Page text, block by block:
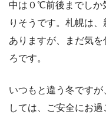
中は０℃前後までしか
りそうです。札幌は
ありますが、まだ気
ろです。
いつもと違う冬です
しては、ご安全にお過